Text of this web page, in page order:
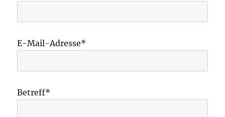
E-Mail-Adresse*
Betreff*